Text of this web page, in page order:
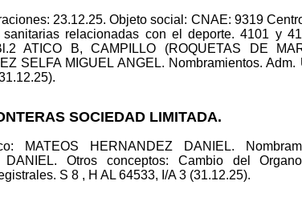
23.12.25. Objeto social: CNAE: 9319
relacionadas con el deporte. 4101 y
ATICO B, CAMPILLO (ROQUETAS DE
SELFA MIGUEL ANGEL. Nombramientos.
SOCIEDAD LIMITADA.
MATEOS HERNANDEZ DANIEL.
DANIEL. Otros conceptos: Cambio del
S 8 , H AL 64533, I/A 3 (31.12.25).